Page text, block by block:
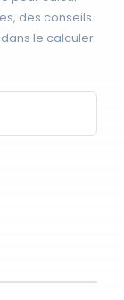
des conseils
le calculer